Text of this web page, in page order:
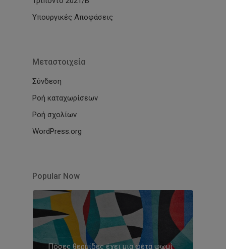
Υπουργικές Αποφάσεις
Μεταστοιχεία
Σύνδεση
Ροή καταχωρίσεων
Ροή σχολίων
WordPress.org
Popular Now
Πόσες θερμίδες έχει μια φέτα ψωμί